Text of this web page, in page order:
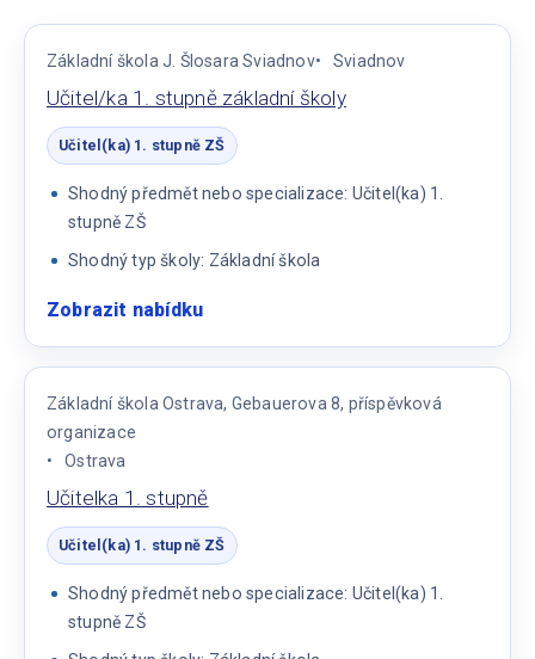
Základní škola J. Šlosara Sviadnov Sviadnov
Učitel/ka 1. stupně základní školy
Učitel(ka) 1. stupně ZŠ
Shodný předmět nebo specializace: Učitel(ka) 1.
stupně ZŠ
Shodný typ školy: Základní škola
Zobrazit nabídku:
1.
stupně
Základní škola Ostrava, Gebauerova 8, příspěvková
organizace
Ostrava
Učitelka 1. stupně
Učitel(ka) 1. stupně ZŠ
Shodný předmět nebo specializace: Učitel(ka) 1.
stupně ZŠ